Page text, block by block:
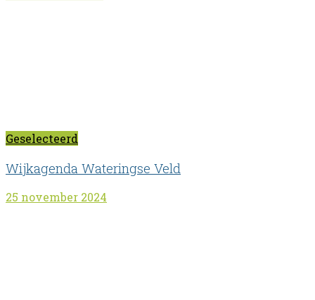
Geselecteerd
Wijkagenda Wateringse Veld
25 november 2024